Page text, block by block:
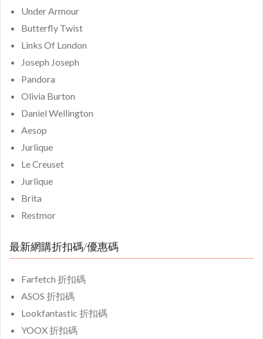
Under Armour
Butterfly Twist
Links Of London
Joseph Joseph
Pandora
Olivia Burton
Daniel Wellington
Aesop
Jurlique
Le Creuset
Jurlique
Brita
Restmor
最新網購折扣碼/優惠碼
Farfetch 折扣碼
ASOS 折扣碼
Lookfantastic 折扣碼
YOOX 折扣碼